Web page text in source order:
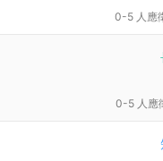
0-5 人應
0-5 人應